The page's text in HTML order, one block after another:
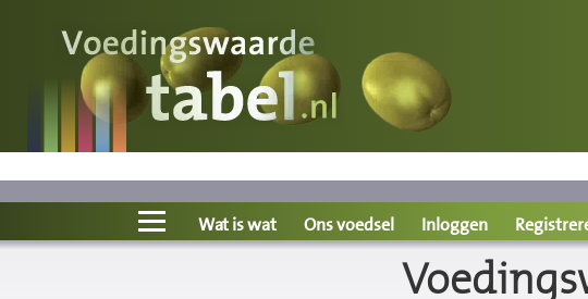
Voedingswaarde
Wat is wat?
Ons voedsel
Wat is wat Ons voedsel Inloggen